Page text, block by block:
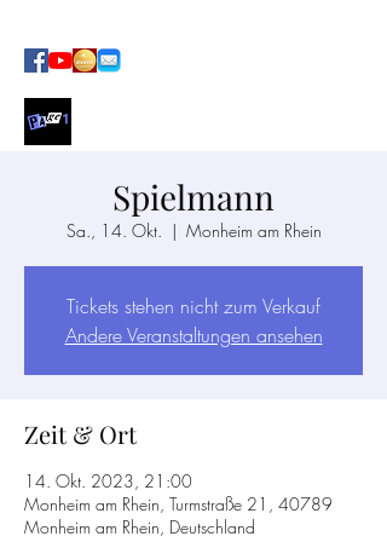
Spielmann
Sa., 14. Okt.
  |
Monheim am Rhein
Tickets stehen nicht zum Verkauf
Andere Veranstaltungen ansehen
Zeit & Ort
14. Okt. 2023, 21:00
Monheim am Rhein, Turmstraße 21, 40789
Monheim am Rhein, Deutschland